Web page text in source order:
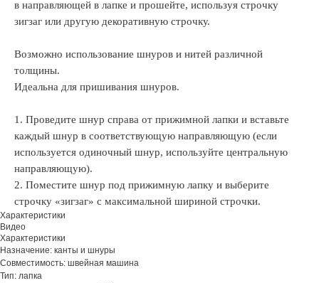
в направляющей в лапке и прошейте, используя строчку
зигзаг или другую декоративную строчку.
Возможно использование шнуров и нитей различной
толщины.
Идеальна для пришивания шнуров.
1. Проведите шнур справа от прижимной лапки и вставьте
каждый шнур в соответствующую направляющую (если
используется одиночный шнур, используйте центральную
направляющую).
2. Поместите шнур под прижимную лапку и выберите
строчку «зигзаг» с максимальной шириной строчки.
Характеристики
Видео
Характеристики
Назначение: канты и шнуры
Совместимость: швейная машина
Тип: лапка